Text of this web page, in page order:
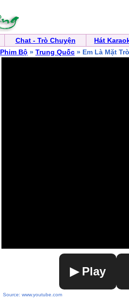
Chat - Trò Chuyện Hát
Phim Bộ » Trung Quốc » Em Là Mặt
▶ Play
Source: www.youtube.com